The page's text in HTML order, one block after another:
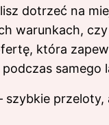
dotrzeć na
warunkach,
która
samego
szybkie przeloty,